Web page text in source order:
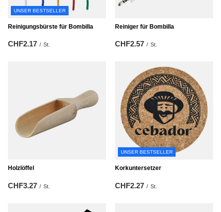
UNSER BESTSELLER
Reinigungsbürste für Bombilla
CHF2.17 / St.
Reiniger für Bombilla
CHF2.57 / St.
Holzlöffel
CHF3.27 / St.
UNSER BESTSELLER
Korkuntersetzer
CHF2.27 / St.